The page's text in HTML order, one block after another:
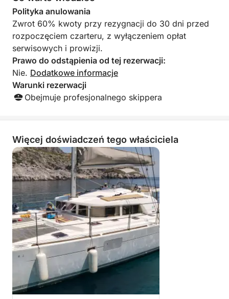
- Prywatny fotograf zawodowy 500 €
Z przyjemnością powitamy Cię wkrótce na pokładzie!
Polityka anulowania
Zwrot 60% kwoty przy rezygnacji do 30 dni przed
rozpoczęciem czarteru, z wyłączeniem opłat
serwisowych i prowizji.
Prawo do odstąpienia od tej rezerwacji:
Nie. Dodatkowe informacje
Warunki rezerwacji
Obejmuje profesjonalnego skippera
Więcej doświadczeń tego właściciela